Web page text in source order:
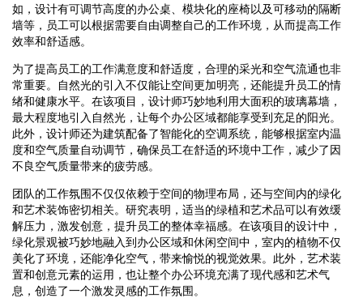
如，设计有可调节高度的办公桌、模块化的座椅以及可移动的隔断
墙等，员工可以根据需要自由调整自己的工作环境，从而提高工作
效率和舒适感。
为了提高员工的工作满意度和舒适度，合理的采光和空气流通也非
常重要。自然光的引入不仅能让空间更加明亮，还能提升员工的情
绪和健康水平。在该项目，设计师巧妙地利用大面积的玻璃幕墙，
最大程度地引入自然光，让每个办公区域都能享受到充足的阳光。
此外，设计师还为建筑配备了智能化的空调系统，能够根据室内温
度和空气质量自动调节，确保员工在舒适的环境中工作，减少了因
不良空气质量带来的疲劳感。
团队的工作氛围不仅仅依赖于空间的物理布局，还与空间内的绿化
和艺术装饰密切相关。研究表明，适当的绿植和艺术品可以有效缓
解压力，激发创意，提升员工的整体幸福感。在该项目的设计中，
绿化景观被巧妙地融入到办公区域和休闲空间中，室内的植物不仅
美化了环境，还能净化空气，带来愉悦的视觉效果。此外，艺术装
置和创意元素的运用，也让整个办公环境充满了现代感和艺术气
息，创造了一个激发灵感的工作氛围。